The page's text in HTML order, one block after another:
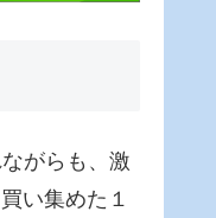
がらも、激
い集めた１